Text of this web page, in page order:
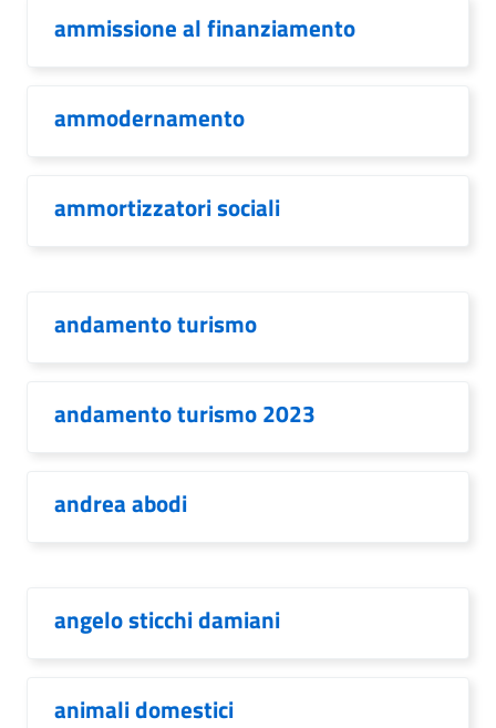
ammissione al finanziamento
ammodernamento
ammortizzatori sociali
andamento turismo
andamento turismo 2023
andrea abodi
angelo sticchi damiani
animali domestici